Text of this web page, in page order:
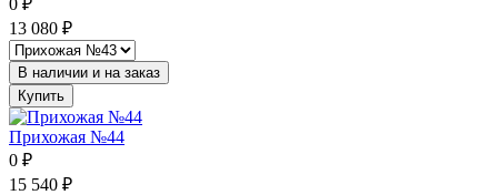
13 080 ₽
В наличии и на заказ
Купить
Прихожая №44
0 ₽
15 540 ₽